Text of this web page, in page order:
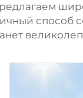
способ